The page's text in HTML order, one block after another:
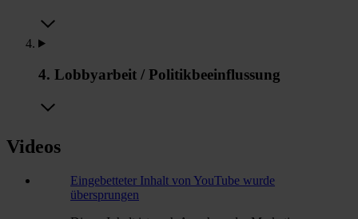
4. Lobbyarbeit / Politikbeeinflussung
Videos
Eingebetteter Inhalt von YouTube wurde
übersprungen